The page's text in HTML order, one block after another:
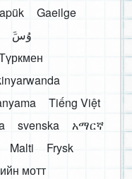
Gaeilge
َوُسَ
Tiếng Việt
svenska
አማርኛ
Malti
Frysk
мотт